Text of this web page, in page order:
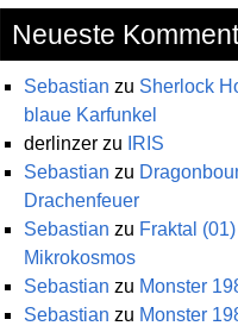
Neueste
Sebastian zu Sherlock
blaue Karfunkel
derlinzer zu
IRIS
Sebastian zu
Drachenfeuer
Sebastian zu Fraktal
Mikrokosmos
Sebastian zu Monster
Sebastian zu Monster